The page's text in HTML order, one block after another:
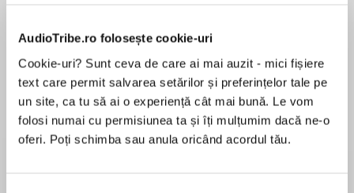
AudioTribe.ro folosește cookie-uri
Cookie-uri? Sunt ceva de care ai mai auzit - mici fișiere
text care permit salvarea setărilor și preferințelor tale pe
un site, ca tu să ai o experiență cât mai bună. Le vom
folosi numai cu permisiunea ta și îți mulțumim dacă ne-o
oferi. Poți schimba sau anula oricând acordul tău.
Despre carte
Dear reader,